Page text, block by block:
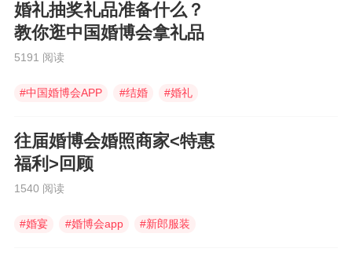
婚礼抽奖礼品准备什么？
教你逛中国婚博会拿礼品
5191 阅读
#中国婚博会APP #结婚 #婚礼
往届婚博会婚照商家<特惠
福利>回顾
1540 阅读
#婚宴 #婚博会app #新郎服装